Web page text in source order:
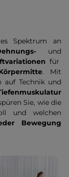
Spektrum an
und
für
. Mit
auf Technik und
Sie, wie die
und welchen
Bewegung